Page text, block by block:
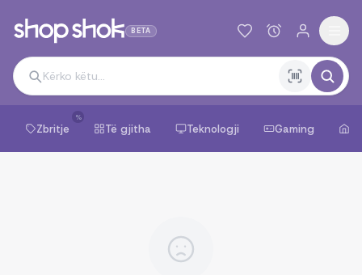
BETA
Zbritje
%
Të gjitha Teknologji Gaming